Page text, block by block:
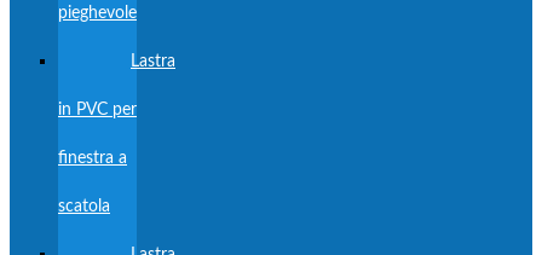
pieghevole
Lastra
in PVC per
finestra a
scatola